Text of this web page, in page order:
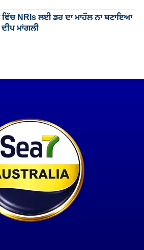
ਵਿੱਚ NRIs ਲਈ ਡਰ ਦਾ ਮਾਹੌਲ ਨਾ ਬਣਾਇਆ
ਮਾਂਗਲੀ